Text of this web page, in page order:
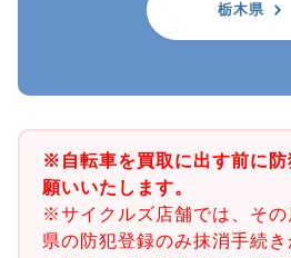
栃木県
※自転車を買取に出す前に
願いいたします。
※サイクルズ店舗では、そ
県の防犯登録のみ抹消手続き